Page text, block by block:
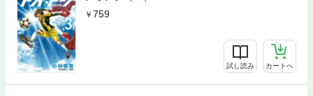
759
試し読み カートへ